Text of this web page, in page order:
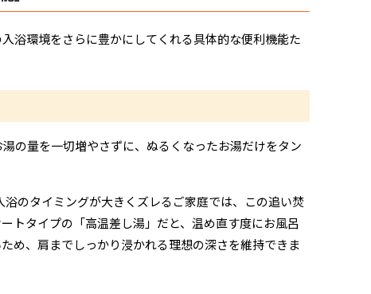
浴環境をさらに豊かにしてくれる具体的な便利機能た
の量を一切増やさずに、ぬるくなったお湯だけをタン
のタイミングが大きくズレるご家庭では、この追い焚
トタイプの「高温差し湯」だと、温め直す度にお風呂
め、肩までしっかり浸かれる理想の深さを維持できま